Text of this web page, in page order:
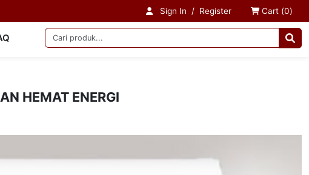
Sign In / Register Cart (0)
HEMAT ENERGI